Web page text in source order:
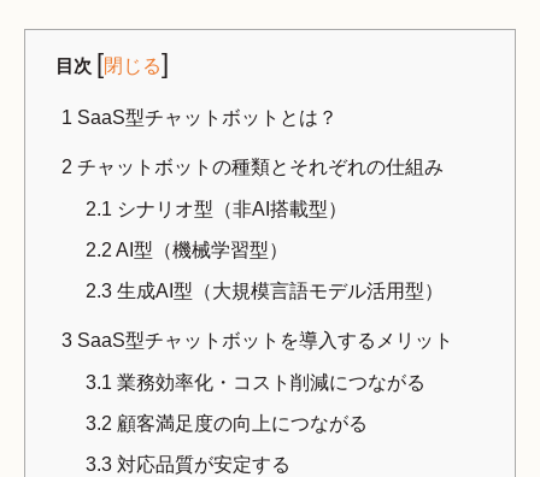
目次 [閉じる]
1 SaaS型チャットボットとは？
2 チャットボットの種類とそれぞれの仕組み
2.1 シナリオ型（非AI搭載型）
2.2 AI型（機械学習型）
2.3 生成AI型（大規模言語モデル活用型）
3 SaaS型チャットボットを導入するメリット
3.1 業務効率化・コスト削減につながる
3.2 顧客満足度の向上につながる
3.3 対応品質が安定する